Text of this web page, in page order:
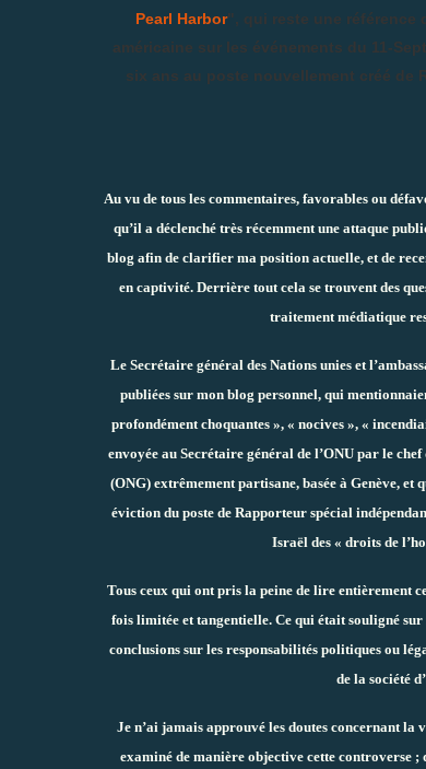
Pearl Harbor", qui reste une référence
américaine sur les événements du 11-
six ans au poste nouvellement créé de
Au vu de tous les commentaires, favorables ou
qu’il a déclenché très récemment une attaque
blog afin de clarifier ma position actuelle, et de
en captivité. Derrière tout cela se trouvent des
traitement médiatique
Le Secrétaire général des Nations unies et
publiées sur mon blog personnel, qui
profondément choquantes », « nocives », «
envoyée au Secrétaire général de l’ONU par le
(ONG) extrêmement partisane, basée à Genève, et
éviction du poste de Rapporteur spécial
Israël des « droits de
Tous ceux qui ont pris la peine de lire entièrement
fois limitée et tangentielle. Ce qui était souligné
conclusions sur les responsabilités politiques ou
de la société
Je n’ai jamais approuvé les doutes concernant la
examiné de manière objective cette controverse